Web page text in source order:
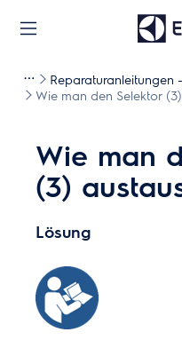
Reparaturanleitungen
Wie man den Selektor
Wie man
(3)
Lösung